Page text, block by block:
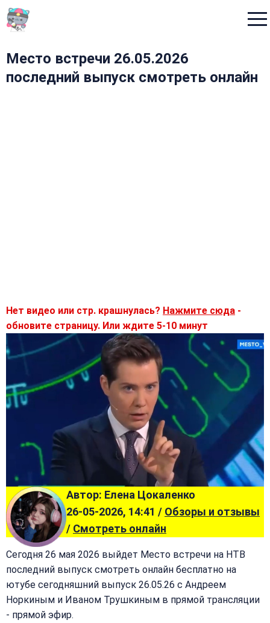
Место встречи 26.05.2026
последний выпуск смотреть онлайн
Нет видео или стр. крашнулась? Нажмите сюда -
обновите страницу. Или ждите 5-10 минут
Автор: Елена Цокаленко
26-05-2026, 14:41 / Обзоры и отзывы
/ Смотреть онлайн
Сегодня 26 мая 2026 выйдет Место встречи на НТВ
последний выпуск смотреть онлайн бесплатно на
ютубе сегодняшний выпуск 26.05.26 с Андреем
Норкиным и Иваном Трушкиным в прямой трансляции
- прямой эфир.